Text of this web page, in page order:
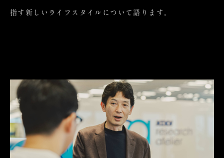
指す新しいライフスタイルについて語ります。